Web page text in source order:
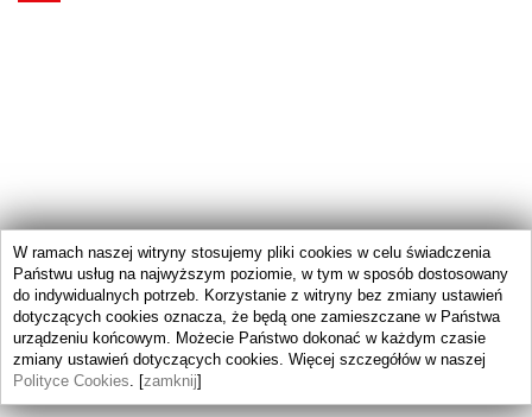
W ramach naszej witryny stosujemy pliki cookies w celu świadczenia
Państwu usług na najwyższym poziomie, w tym w sposób dostosowany
do indywidualnych potrzeb. Korzystanie z witryny bez zmiany ustawień
dotyczących cookies oznacza, że będą one zamieszczane w Państwa
urządzeniu końcowym. Możecie Państwo dokonać w każdym czasie
zmiany ustawień dotyczących cookies. Więcej szczegółów w naszej
Polityce Cookies. [zamknij]